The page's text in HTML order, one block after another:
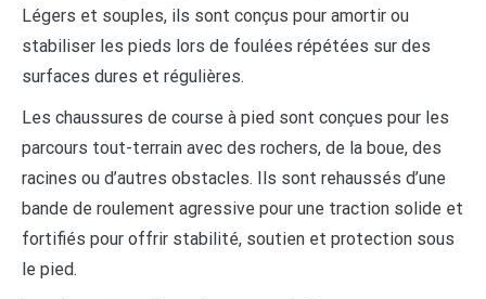
Légers et souples, ils sont conçus pour amortir ou
stabiliser les pieds lors de foulées répétées sur des
surfaces dures et régulières.
Les chaussures de course à pied sont conçues pour les
parcours tout-terrain avec des rochers, de la boue, des
racines ou d’autres obstacles. Ils sont rehaussés d’une
bande de roulement agressive pour une traction solide et
fortifiés pour offrir stabilité, soutien et protection sous
le pied.